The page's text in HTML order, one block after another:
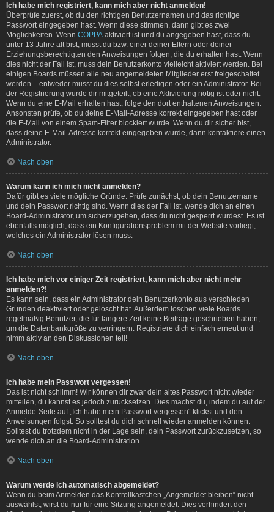
Ich habe mich registriert, kann mich aber nicht anmelden!
Überprüfe zuerst, ob du den richtigen Benutzernamen und das richtige
Passwort eingegeben hast. Wenn diese stimmen, dann gibt es zwei
Möglichkeiten. Wenn COPPA aktiviert ist und du angegeben hast, dass du
unter 13 Jahre alt bist, musst du bzw. einer deiner Eltern oder deiner
Erziehungsberechtigten den Anweisungen folgen, die du erhalten hast. Wenn
dies nicht der Fall ist, muss dein Benutzerkonto vielleicht aktiviert werden. Bei
einigen Boards müssen alle neu angemeldeten Mitglieder erst freigeschaltet
werden – entweder musst du dies selbst erledigen oder ein Administrator. Bei
der Registrierung wurde dir mitgeteilt, ob eine Aktivierung nötig ist oder nicht.
Wenn du eine E-Mail erhalten hast, folge den dort enthaltenen Anweisungen.
Ansonsten prüfe, ob du deine E-Mail-Adresse korrekt eingegeben hast oder
die E-Mail von einem Spam-Filter blockiert wurde. Wenn du dir sicher bist,
dass deine E-Mail-Adresse korrekt eingegeben wurde, dann kontaktiere einen
Administrator.
Nach oben
Warum kann ich mich nicht anmelden?
Dafür gibt es viele mögliche Gründe. Prüfe zunächst, ob dein Benutzername
und dein Passwort richtig sind. Wenn dies der Fall ist, wende dich an einen
Board-Administrator, um sicherzugehen, dass du nicht gesperrt wurdest. Es ist
ebenfalls möglich, dass ein Konfigurationsproblem mit der Website vorliegt,
welches ein Administrator lösen muss.
Nach oben
Ich habe mich vor einiger Zeit registriert, kann mich aber nicht mehr
anmelden?!
Es kann sein, dass ein Administrator dein Benutzerkonto aus verschieden
Gründen deaktiviert oder gelöscht hat. Außerdem löschen viele Boards
regelmäßig Benutzer, die für längere Zeit keine Beiträge geschrieben haben,
um die Datenbankgröße zu verringern. Registriere dich einfach erneut und
nimm aktiv an den Diskussionen teil!
Nach oben
Ich habe mein Passwort vergessen!
Das ist nicht schlimm! Wir können dir zwar dein altes Passwort nicht wieder
mitteilen, du kannst es jedoch zurücksetzen. Dies machst du, indem du auf der
Anmelde-Seite auf „Ich habe mein Passwort vergessen“ klickst und den
Anweisungen folgst. So solltest du dich schnell wieder anmelden können.
Solltest du trotzdem nicht in der Lage sein, dein Passwort zurückzusetzen, so
wende dich an die Board-Administration.
Nach oben
Warum werde ich automatisch abgemeldet?
Wenn du beim Anmelden das Kontrollkästchen „Angemeldet bleiben“ nicht
auswählst, wirst du nur für eine Sitzung angemeldet. Dies verhindert den